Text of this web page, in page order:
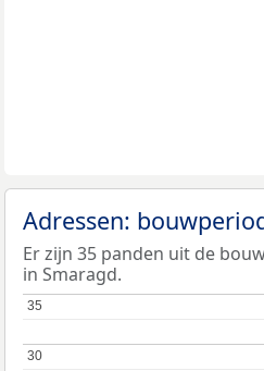
Adressen:
Er zijn 35 panden uit de
in Smaragd.
30
30
35
35